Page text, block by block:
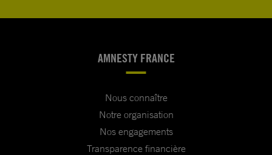
AMNESTY FRANCE
Nous connaître
Notre organisation
Nos engagements
Transparence financière